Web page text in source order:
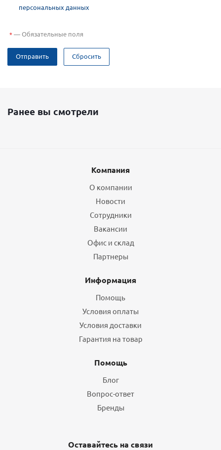
персональных данных
*—Обязательные поля
Отправить Сбросить
Ранее вы смотрели
Компания
О компании
Новости
Сотрудники
Вакансии
Офис и склад
Партнеры
Информация
Помощь
Условия оплаты
Условия доставки
Гарантия на товар
Помощь
Блог
Вопрос-ответ
Бренды
Оставайтесь на связи